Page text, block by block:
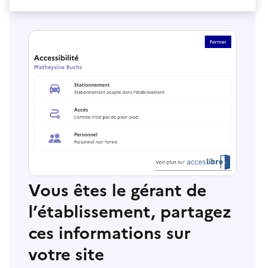
Vous êtes le gérant de
l’établissement, partagez
ces informations sur
votre site